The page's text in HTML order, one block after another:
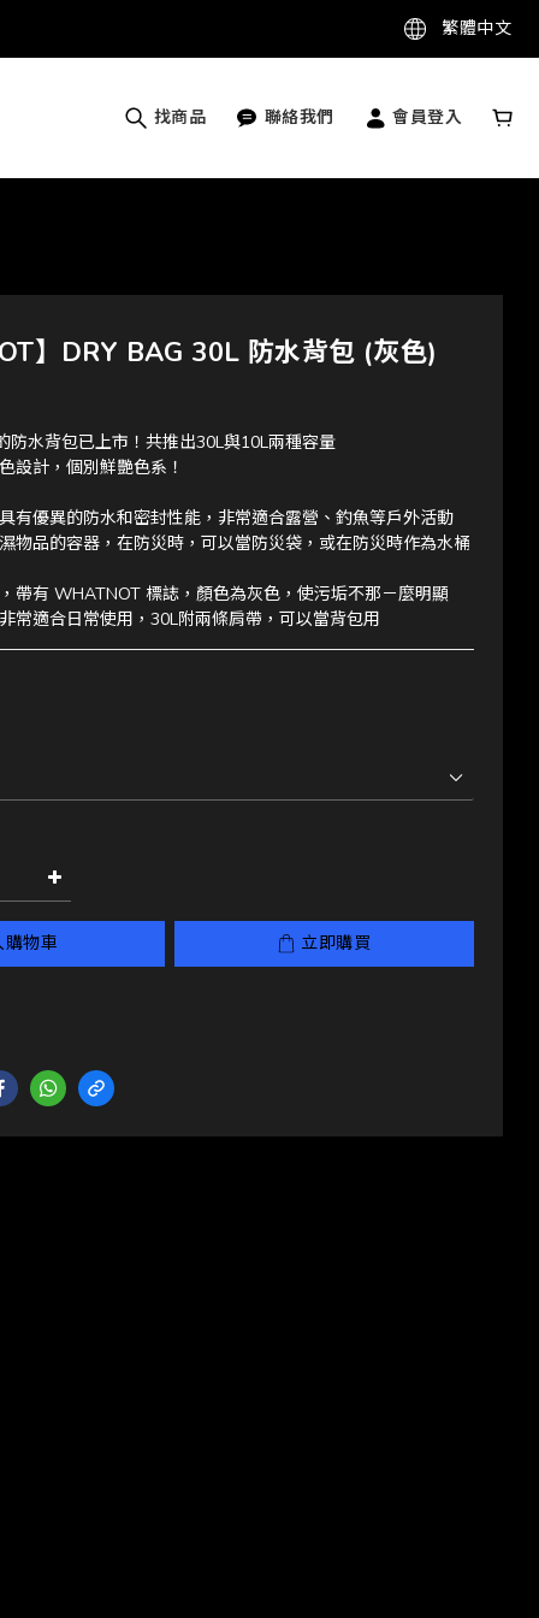
繁體中文
找商品 聯絡我們 會員登入
】DRY BAG 30L 防水背包 (灰色)
防水背包已上市！共推出30L與10L兩種容量
設計，個別鮮艷色系！
有優異的防水和密封性能，非常適合露營、釣魚等戶外活動
物品的容器，在防災時，可以當防災袋，或在防災時作為水桶
帶有 WHATNOT 標誌，顏色為灰色，使污垢不那－麼明顯
常適合日常使用，30L附兩條肩帶，可以當背包用
購物車 立即購買